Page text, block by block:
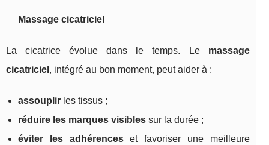
Massage cicatriciel
La cicatrice évolue dans le temps. Le massage
cicatriciel , intégré au bon moment, peut aider à :
assouplir les tissus ;
réduire les marques visibles sur la durée ;
éviter les adhérenceset favoriser une meilleure